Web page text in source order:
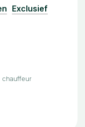
Exclusief
chauffeur